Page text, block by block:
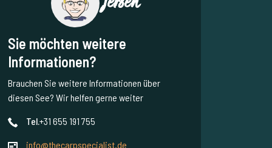
Sie möchten weitere
Informationen?
Brauchen Sie weitere Informationen über
diesen See? Wir helfen gerne weiter
Tel.+31 655 191 755
info@thecarpspecialist.de